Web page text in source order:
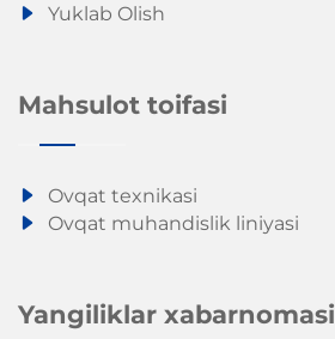
Yuklab Olish
Mahsulot toifasi
Ovqat texnikasi
Ovqat muhandislik liniyasi
Yangiliklar xabarnomasi